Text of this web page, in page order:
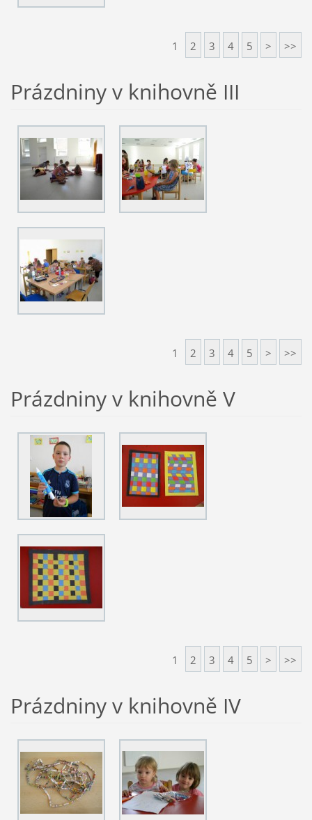
1 2 3 4 5 > >>
Prázdniny v knihovně III
1 2 3 4 5 > >>
Prázdniny v knihovně V
1 2 3 4 5 > >>
Prázdniny v knihovně IV